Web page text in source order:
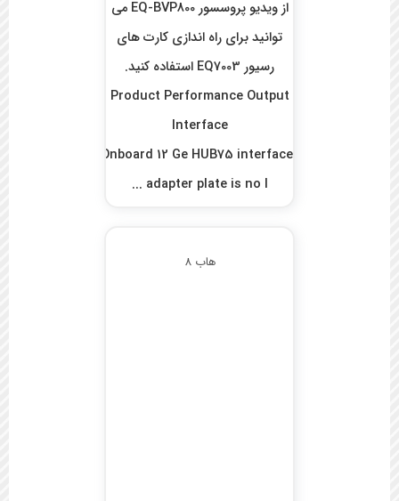
از ویدیو پروسسور EQ-BVP800 می
توانید برای راه اندازی کارت های
رسیور EQ7003 استفاده کنید.
Product Performance Output
Interface
Onboard 12 Ge HUB75 interface
adapter plate is no l ...
هاب 8